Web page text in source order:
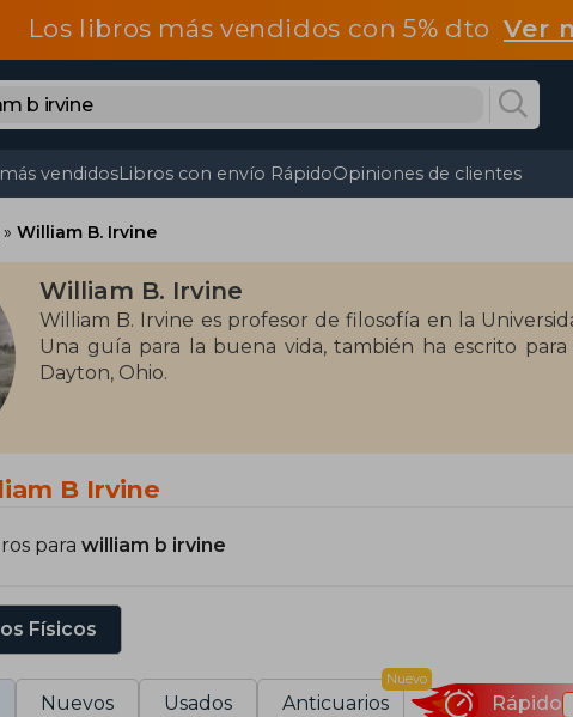
Los libros más vendidos con 5% dtoVer
vendidosLibros con envío RápidoOpiniones de clientes
William B. Irvine
William B. Irvine
William B. Irvine es profesor de filosofía en la
Una guía para la buena vida, también ha escrito
Dayton, Ohio.
B Irvine
para william b irvine
Físicos
Nuevos Usados Anticuarios
Nuevo
Rápido